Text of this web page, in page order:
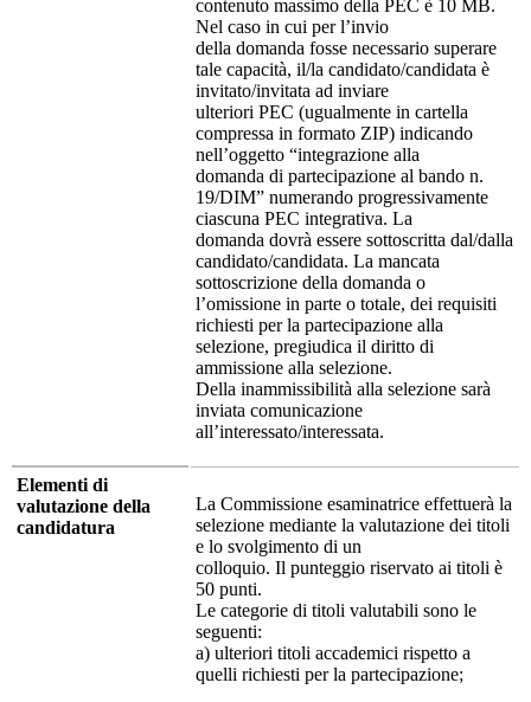
contenuto massimo della PEC è 10 MB.
Nel caso in cui per l’invio
della domanda fosse necessario superare
tale capacità, il/la candidato/candidata è
invitato/invitata ad inviare
ulteriori PEC (ugualmente in cartella
compressa in formato ZIP) indicando
nell’oggetto “integrazione alla
domanda di partecipazione al bando n.
19/DIM” numerando progressivamente
ciascuna PEC integrativa. La
domanda dovrà essere sottoscritta dal/dalla
candidato/candidata. La mancata
sottoscrizione della domanda o
l’omissione in parte o totale, dei requisiti
richiesti per la partecipazione alla
selezione, pregiudica il diritto di
ammissione alla selezione.
Della inammissibilità alla selezione sarà
inviata comunicazione
all’interessato/interessata.
Elementi di
valutazione della
candidatura
La Commissione esaminatrice effettuerà la
selezione mediante la valutazione dei titoli
e lo svolgimento di un
colloquio. Il punteggio riservato ai titoli è
50 punti.
Le categorie di titoli valutabili sono le
seguenti:
a) ulteriori titoli accademici rispetto a
quelli richiesti per la partecipazione;